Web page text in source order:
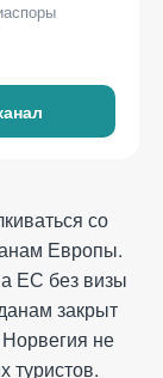
7
со
Европы.
ЕС без визы
закрыт
не
туристов.